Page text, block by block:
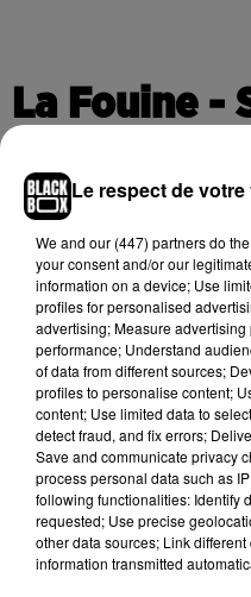
La Fouine -
Publié : 3 mars 2016 à 13h11
Cet élément est
dépôt de cookies que
souhaitez l'afficher,
en cliquant sur
Le respect de
We and our (447) partnersdo
your consent and/or our
information on a device; Use
profiles for personalised
advertising; Measure
performance; Understand
of data from different sources;
profiles to personalise content;
content; Use limited data to
detect fraud, and fix errors;
Save and communicate privacy
process personal data such as
following functionalities: Identify
requested; Use precise
other data sources; Link
information transmitted